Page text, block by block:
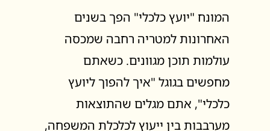
המונח "יועץ כלכלי" הפך בשנים
האחרונות למטריה רחבה שמכסה
עולמות תוכן מגוונים. כשאתם
מחפשים בגוגל "איך להפוך ליועץ
כלכלי", אתם מגלים שהתוצאות
מערבבות בין ייעוץ לכלכלת המשפחה,